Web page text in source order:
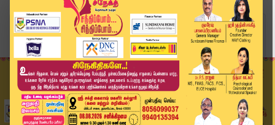
Home
தமிழ்நாடு
ஆர்.எஸ்.எஸ். அணிவகுப்புக்கு அனுமதி இல்லை.. விதி...